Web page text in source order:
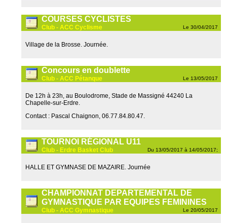
COURSES CYCLISTES
Club - ACC Cyclisme Le 30/04/2017
Village de la Brosse. Journée.
Concours en doublette
Club - ACC Pétanque Le 13/05/2017
De 12h à 23h, au Boulodrome, Stade de Massigné 44240 La
Chapelle-sur-Erdre.
Contact : Pascal Chaignon, 06.77.84.80.47.
TOURNOI RÉGIONAL U11
Club - Erdre Basket Club Du 13/05/2017 à 14/05/2017;
HALLE ET GYMNASE DE MAZAIRE. Journée
CHAMPIONNAT DEPARTEMENTAL DE
GYMNASTIQUE PAR EQUIPES FEMININES
Club - ACC Gymnastique Le 20/05/2017